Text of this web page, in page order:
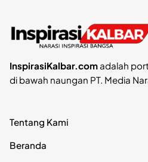
InspirasiKalbar.comadalah
di bawah naungan PT. Media
Tentang Kami
Beranda